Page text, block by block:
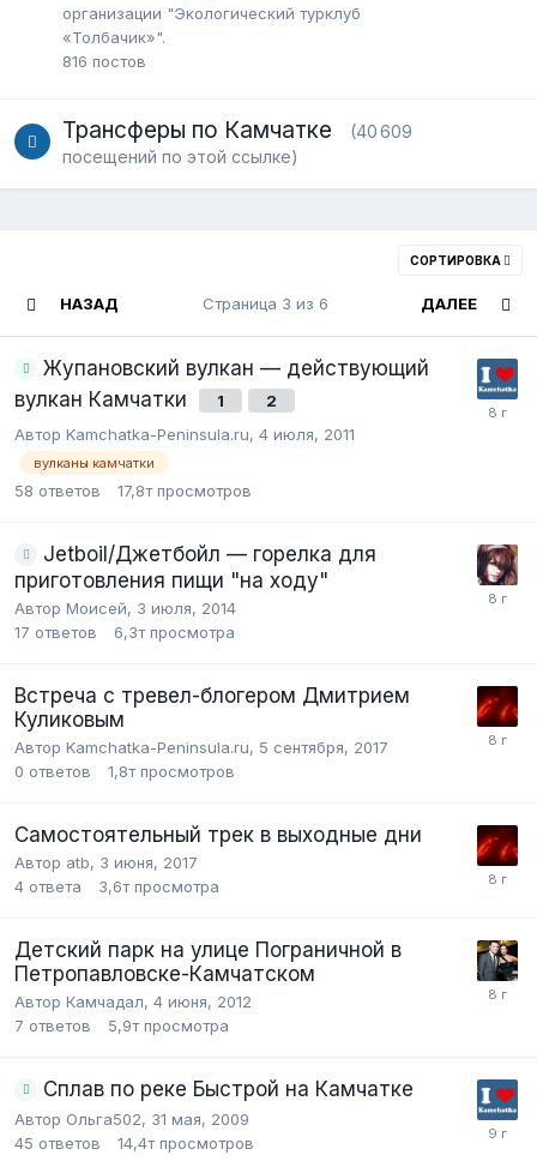
организации "Экологический турклуб
«Толбачик»".
816 постов
Трансферы по Камчатке
(40 609
посещений по этой ссылке)
СОРТИРОВКА
НАЗАД ДАЛЕЕ
Страница 3 из 6
Жупановский вулкан — действующий
вулкан Камчатки
1
2
Автор Kamchatka-Peninsula.ru, 4 июля, 2011
вулканы камчатки
58 ответов 17,8т просмотров
Jetboil/Джетбойл — горелка для
приготовления пищи "на ходу"
Автор Моисей, 3 июля, 2014
17 ответов 6,3т просмотра
Встреча с тревел-блогером Дмитрием
Куликовым
Автор Kamchatka-Peninsula.ru, 5 сентября, 2017
0 ответов 1,8т просмотров
Самостоятельный трек в выходные дни
Автор atb, 3 июня, 2017
4 ответа 3,6т просмотра
Детский парк на улице Пограничной в
Петропавловске-Камчатском
Автор Камчадал, 4 июня, 2012
7 ответов 5,9т просмотра
Сплав по реке Быстрой на Камчатке
Автор Ольга502, 31 мая, 2009
45 ответов 14,4т просмотров